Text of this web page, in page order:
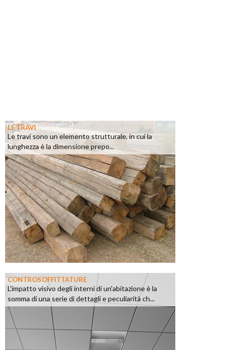
LE TRAVI
Le travi sono un elemento strutturale, in cui la
lunghezza è la dimensione prepo...
CONTROSOFFITTATURE
L'impatto visivo degli interni di un'abitazione è la
somma di una serie di dettagli e peculiarità ch...